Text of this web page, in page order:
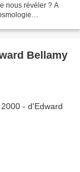
nous révéler ? A
Bellamy